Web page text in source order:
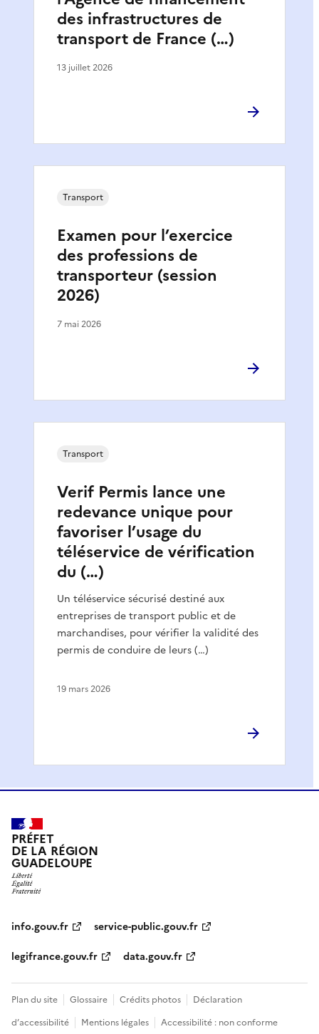
des infrastructures de
transport de France (…)
13 juillet 2026
Examen pour l’exercice
des professions de
transporteur (session
2026)
Transport
7 mai 2026
Verif Permis lance une
redevance unique pour
favoriser l’usage du
téléservice de vérification
du (…)
Un téléservice sécurisé destiné aux
entreprises de transport public et de
marchandises, pour vérifier la validité des
permis de conduire de leurs (…)
Transport
19 mars 2026
PRÉFET
DE LA RÉGION
GUADELOUPE
info.gouv.fr
service-public.gouv.fr
legifrance.gouv.fr
data.gouv.fr
Plan du site Glossaire Crédits photos
Déclaration
d’accessibilité
Mentions légales Accessibilité : non conforme